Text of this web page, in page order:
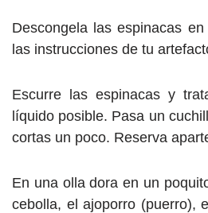
Descongela las espinacas
las instrucciones de tu
Escurre las espinacas y
líquido posible. Pasa un
cortas un poco. Reserva
En una olla dora en un
cebolla, el ajoporro (puerro),